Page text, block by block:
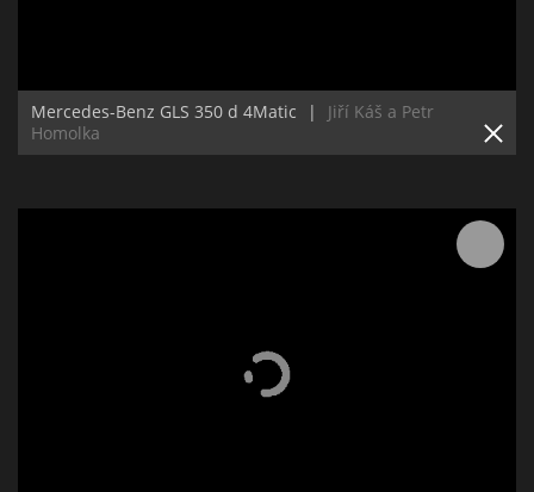
Mercedes-Benz GLS 350 d 4Matic |
Jiří Káš a Petr
Homolka